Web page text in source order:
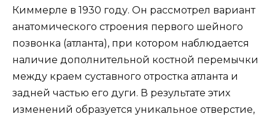
Киммерле в 1930 году. Он рассмотрел вариант
анатомического строения первого шейного
позвонка (атланта), при котором наблюдается
наличие дополнительной костной перемычки
между краем суставного отростка атланта и
задней частью его дуги. В результате этих
изменений образуется уникальное отверстие,